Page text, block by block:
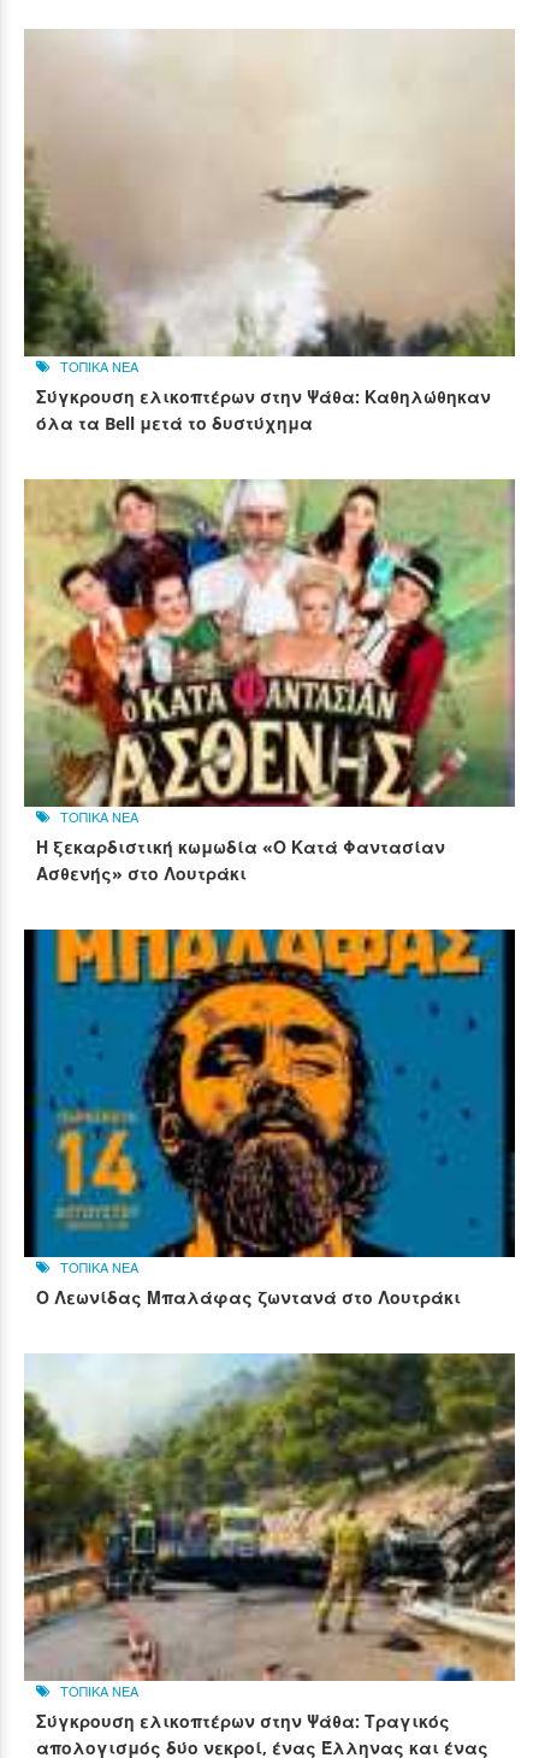
ΤΟΠΙΚΑ ΝΕΑ
Σύγκρουση ελικοπτέρων στην Ψάθα: Καθηλώθηκαν
όλα τα Bell μετά το δυστύχημα
ΤΟΠΙΚΑ ΝΕΑ
Η ξεκαρδιστική κωμωδία «Ο Κατά Φαντασίαν
Ασθενής» στο Λουτράκι
ΤΟΠΙΚΑ ΝΕΑ
Ο Λεωνίδας Μπαλάφας ζωντανά στο Λουτράκι
ΤΟΠΙΚΑ ΝΕΑ
Σύγκρουση ελικοπτέρων στην Ψάθα: Τραγικός
απολογισμός δύο νεκροί, ένας Έλληνας και ένας